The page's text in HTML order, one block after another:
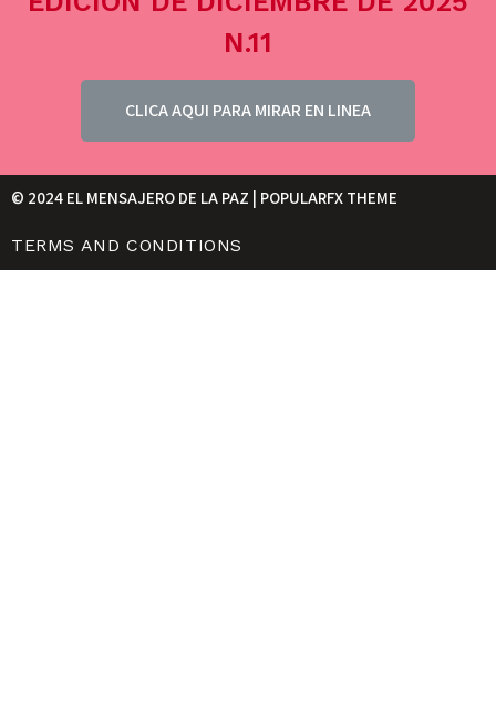
N.11
CLICA AQUI PARA MIRAR EN LINEA
© 2024 EL MENSAJERO DE LA PAZ | POPULARFX THEME
TERMS AND CONDITIONS